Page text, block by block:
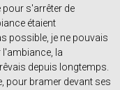
pour s'arrêter de
étaient
possible, je ne pouvais
la
depuis longtemps.
pour bramer devant ses